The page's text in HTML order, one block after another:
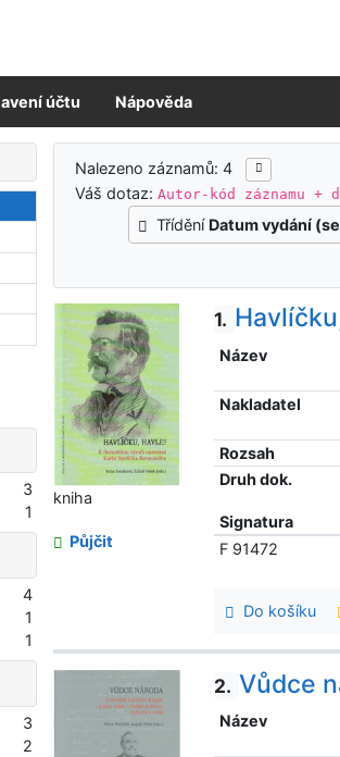
účtu Nápověda
Výsledky
Nalezeno záznamů: 4
Váš dotaz:Autor-kód záznamu +
Třídění Datum vydání
1.
Název
Nakladatel
Rozsah
Druh dok.
Signatura
F 91472
Do košíku
kniha
Půjčit
2. Vůdce
Název
3
1
4
1
1
3
2